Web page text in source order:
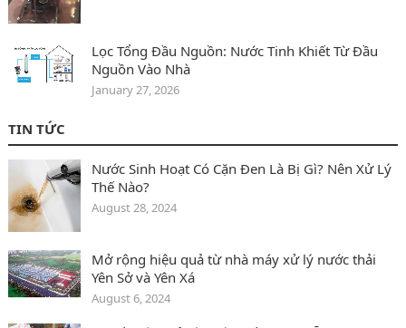
Lọc Tổng Đầu Nguồn: Nước Tinh Khiết Từ Đầu
Nguồn Vào Nhà
January 27, 2026
TIN TỨC
Nước Sinh Hoạt Có Cặn Đen Là Bị Gì? Nên Xử Lý
Thế Nào?
August 28, 2024
Mở rộng hiệu quả từ nhà máy xử lý nước thải
Yên Sở và Yên Xá
August 6, 2024